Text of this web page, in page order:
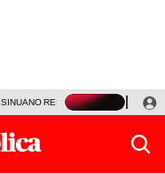
SINUANO RESULTADOS HOY